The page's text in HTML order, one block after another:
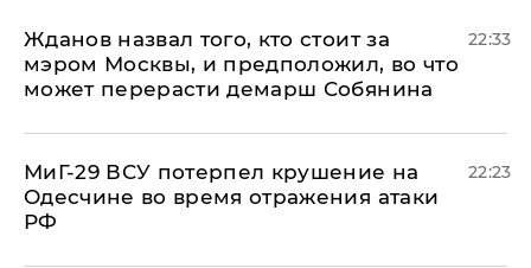
Жданов назвал того, кто стоит за
мэром Москвы, и предположил, во что
может перерасти демарш Собянина
22:33
МиГ-29 ВСУ потерпел крушение на
Одесчине во время отражения атаки
РФ
22:23